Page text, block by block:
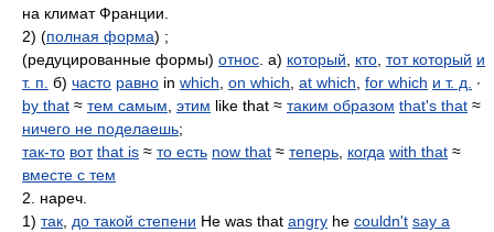
на климат Франции.
2) (полная форма) ;
(редуцированные формы) относ . а) который кто тот который и
т. п. б) часто равно in which on which at which for which и т. д.
∙
by that ≈ тем самым этим like that ≈ таким образом that's that ≈
ничего не поделаешь;
так-то вот that is ≈ то есть now that ≈ теперь когда with that ≈
вместе с тем
2. нареч.
1) так до такой степени He was that angry he couldn't say a